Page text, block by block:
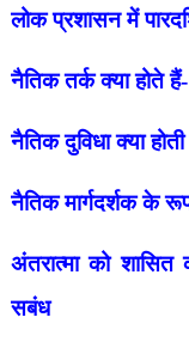
लोक प्रशासन में
नैतिक तर्क क्या होते
नैतिक दुविधा क्या
नैतिक मार्गदर्शक के
अंतरात्मा को
सबंध